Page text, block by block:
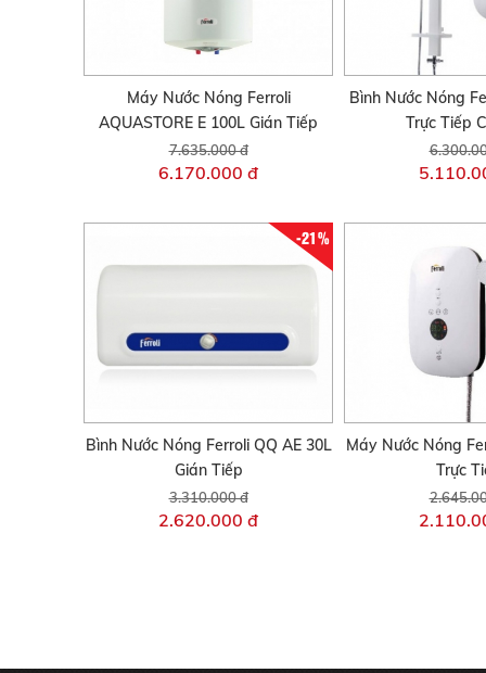
Máy Nước Nóng Ferroli
AQUASTORE E 100L Gián Tiếp
7.635.000 đ
6.170.000 đ
Bình Nước Nóng
Trực Tiếp
-21%
Bình Nước Nóng Ferroli QQ AE 30L
Gián Tiếp
3.310.000 đ
2.620.000 đ
Máy Nước Nóng
Trực